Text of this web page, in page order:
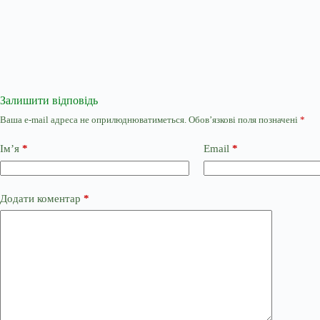
Залишити відповідь
Ваша e-mail адреса не оприлюднюватиметься. Обов’язкові поля позначені *
Ім’я * Email *
Додати коментар *